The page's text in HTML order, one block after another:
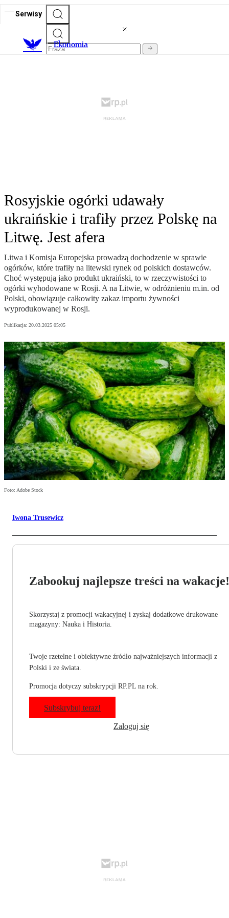
Serwisy
Ekonomia
Rosyjskie ogórki udawały
ukraińskie i trafiły przez Polskę na
Litwę. Jest afera
Litwa i Komisja Europejska prowadzą dochodzenie w sprawie
ogórków, które trafiły na litewski rynek od polskich dostawców.
Choć występują jako produkt ukraiński, to w rzeczywistości to
ogórki wyhodowane w Rosji. A na Litwie, w odróżnieniu m.in. od
Polski, obowiązuje całkowity zakaz importu żywności
wyprodukowanej w Rosji.
Publikacja: 20.03.2025 05:05
Foto: Adobe Stock
Iwona Trusewicz
Zabookuj najlepsze treści na wakacje!
Skorzystaj z promocji wakacyjnej i zyskaj dodatkowe drukowane
magazyny: Nauka i Historia.
Twoje rzetelne i obiektywne źródło najważniejszych informacji z
Polski i ze świata.
Promocja dotyczy subskrypcji RP.PL na rok.
Subskrybuj teraz!
Zaloguj się